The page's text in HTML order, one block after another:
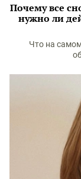
Почему все
нужно ли
Что на